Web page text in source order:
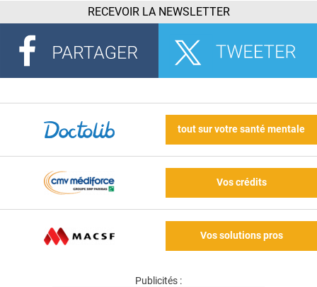
RECEVOIR LA NEWSLETTER
tout sur votre santé mentale
Vos crédits
Vos solutions pros
Publicités :